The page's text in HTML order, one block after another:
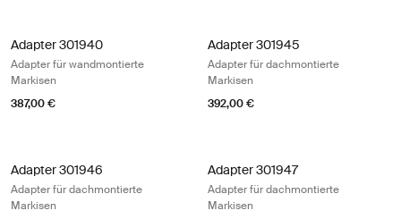
Adapter 301940
Adapter für wandmontierte
Markisen
387,00 €
Adapter 301945
Adapter für dachmontierte
Markisen
392,00 €
Adapter 301946
Adapter für dachmontierte
Markisen
Adapter 301947
Adapter für dachmontierte
Markisen